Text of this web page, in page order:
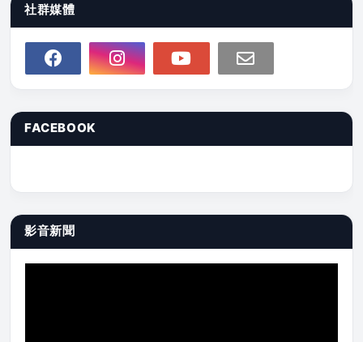
社群媒體
FACEBOOK
影音新聞